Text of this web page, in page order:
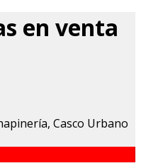
en venta